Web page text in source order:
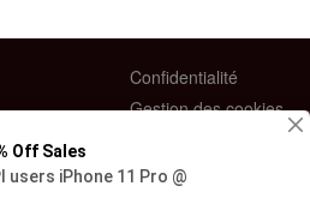
Confidentialité
Gestion des cookies
Retour et échange